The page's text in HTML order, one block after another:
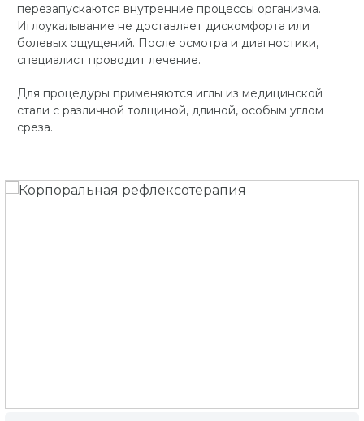
перезапускаются внутренние процессы организма.
Иглоукалывание не доставляет дискомфорта или
болевых ощущений. После осмотра и диагностики,
специалист проводит лечение.
Для процедуры применяются иглы из медицинской
стали с различной толщиной, длиной, особым углом
среза.